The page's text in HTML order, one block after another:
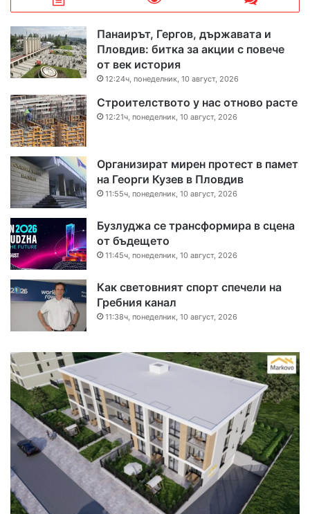
Панаирът, Гергов, държавата и
Пловдив: битка за акции с повече
от век история
12:24ч, понеделник, 10 август, 2026
Строителството у нас отново расте
12:21ч, понеделник, 10 август, 2026
Организират мирен протест в памет
на Георги Кузев в Пловдив
11:55ч, понеделник, 10 август, 2026
Бузлуджа се трансформира в сцена
от бъдещето
11:45ч, понеделник, 10 август, 2026
Как световният спорт спечели на
Гребния канал
11:38ч, понеделник, 10 август, 2026